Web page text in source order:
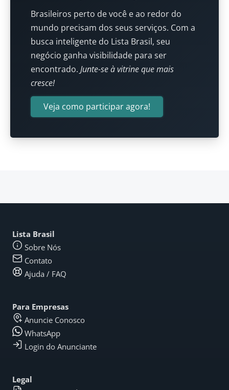
Brasileiros perto de você e ao redor do
mundo precisam dos seus serviços. Com a
busca inteligente do Lista Brasil, seu
negócio ganha visibilidade para ser
encontrado. Junte-se à vitrine que mais
cresce!
Veja como participar agora!
Lista Brasil
Sobre Nós
Contato
Ajuda / FAQ
Para Empresas
Anuncie Conosco
WhatsApp
Login do Anunciante
Legal